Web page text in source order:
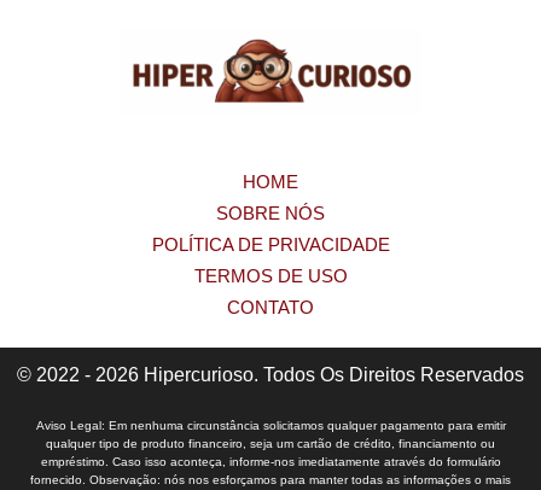
HOME
SOBRE NÓS
POLÍTICA DE PRIVACIDADE
TERMOS DE USO
CONTATO
© 2022 - 2026 Hipercurioso. Todos Os Direitos Reservados
Aviso Legal: Em nenhuma circunstância solicitamos qualquer pagamento para emitir
qualquer tipo de produto financeiro, seja um cartão de crédito, financiamento ou
empréstimo. Caso isso aconteça, informe-nos imediatamente através do formulário
fornecido. Observação: nós nos esforçamos para manter todas as informações o mais